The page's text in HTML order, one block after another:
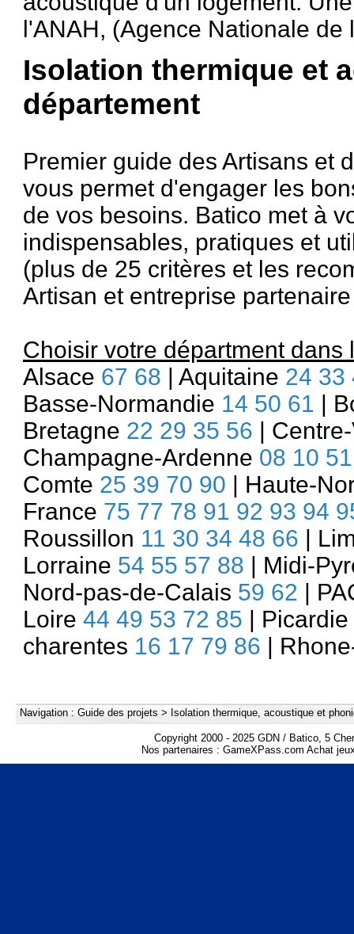
l'ANAH, (Agence Nationale de
Isolation thermique et
département
Premier guide des Artisans et
vous permet d'engager les
de vos besoins. Batico met à
indispensables, pratiques et
(plus de 25 critères et les
Artisan et entreprise
Choisir votre départment dans
Alsace 67 68 | Aquitaine 24 33
Basse-Normandie 14 50 61 |
Bretagne 22 29 35 56 |
Champagne-Ardenne 08 10 51
Comte 25 39 70 90 | Haute-
France 75 77 78 91 92 93 94
Roussillon 11 30 34 48 66 |
Lorraine 54 55 57 88 | Midi-
Nord-pas-de-Calais 59 62 |
Loire 44 49 53 72 85 | Picardie
charentes 16 17 79 86 |
Navigation : Guide des projets > Isolation thermique, acoustique et
Copyright 2000 - 2025 GDN / Batico, 5
Nos partenaires : GameXPass.com Achat